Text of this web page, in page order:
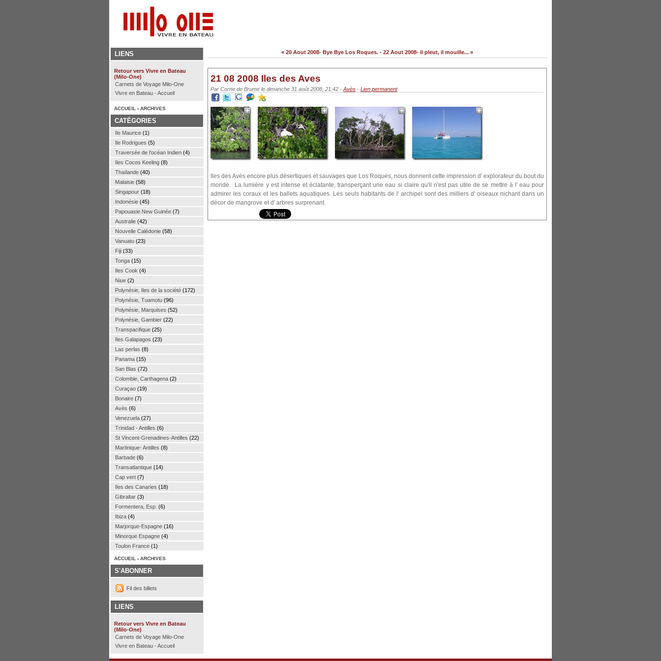
« 20 Aout 2008- Bye Bye Los Roques. - 22 Aout 2008- il pleut, il mouille... »
21 08 2008 Iles des Aves
Par Corne de Brume le dimanche 31 août 2008, 21:42 - Avès - Lien permanent
Iles des Avès encore plus désertiques et sauvages que Los Roquès, nous donnent cette impression d' explorateur du bout du
monde. La lumière y est intense et éclatante, transperçant une eau si claire qu'il n'est pas utile de se mettre à l' eau pour
admirer les coraux et les ballets aquatiques. Les seuls habitants de l' archipel sont des milliers d' oiseaux nichant dans un
décor de mangrove et d' arbres surprenant.
LIENS
Retour vers Vivre en Bateau
(Milo-One)
Carnets de Voyage Milo-One
Vivre en Bateau - Accueil
ACCUEIL - ARCHIVES
CATÉGORIES
Ile Maurice (1)
Ile Rodrigues (5)
Traversée de l'océan Indien (4)
Iles Cocos Keeling (8)
Thaïlande (40)
Malaisie (58)
Singapour (18)
Indonésie (45)
Papouasie New Guinée (7)
Australie (42)
Nouvelle Calédonie (58)
Vanuatu (23)
Fiji (33)
Tonga (15)
Iles Cook (4)
Niue (2)
Polynésie, Iles de la société (172)
Polynésie, Tuamotu (96)
Polynésie, Marquises (52)
Polynésie, Gambier (22)
Transpacifique (25)
Iles Galapagos (23)
Las perlas (8)
Panama (15)
San Blas (72)
Colombie, Carthagena (2)
Curaçao (19)
Bonaire (7)
Avès (6)
Venezuela (27)
Trinidad - Antilles (6)
St Vincent-Grenadines-Antilles (22)
Martinique- Antilles (8)
Barbade (6)
Transatlantique (14)
Cap vert (7)
Iles des Canaries (18)
Gibraltar (3)
Formentera, Esp. (6)
Ibiza (4)
Marjorque-Espagne (16)
Minorque Espagne (4)
Toulon France (1)
ACCUEIL - ARCHIVES
S'ABONNER
Fil des billets
LIENS
Retour vers Vivre en Bateau
(Milo-One)
Carnets de Voyage Milo-One
Vivre en Bateau - Accueil